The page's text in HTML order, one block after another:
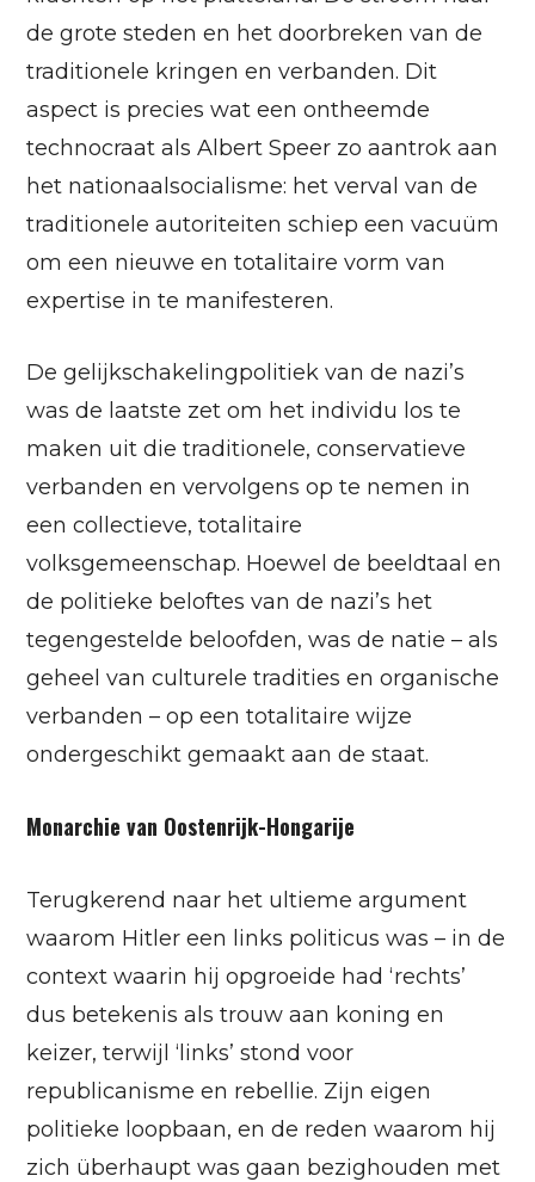
de grote steden en het doorbreken van de
traditionele kringen en verbanden. Dit
aspect is precies wat een ontheemde
technocraat als Albert Speer zo aantrok aan
het nationaalsocialisme: het verval van de
traditionele autoriteiten schiep een vacuüm
om een nieuwe en totalitaire vorm van
expertise in te manifesteren.
De gelijkschakelingpolitiek van de nazi’s
was de laatste zet om het individu los te
maken uit die traditionele, conservatieve
verbanden en vervolgens op te nemen in
een collectieve, totalitaire
volksgemeenschap. Hoewel de beeldtaal en
de politieke beloftes van de nazi’s het
tegengestelde beloofden, was de natie – als
geheel van culturele tradities en organische
verbanden – op een totalitaire wijze
ondergeschikt gemaakt aan de staat.
Monarchie van Oostenrijk-Hongarije
Terugkerend naar het ultieme argument
waarom Hitler een links politicus was – in de
context waarin hij opgroeide had ‘rechts’
dus betekenis als trouw aan koning en
keizer, terwijl ‘links’ stond voor
republicanisme en rebellie. Zijn eigen
politieke loopbaan, en de reden waarom hij
zich überhaupt was gaan bezighouden met